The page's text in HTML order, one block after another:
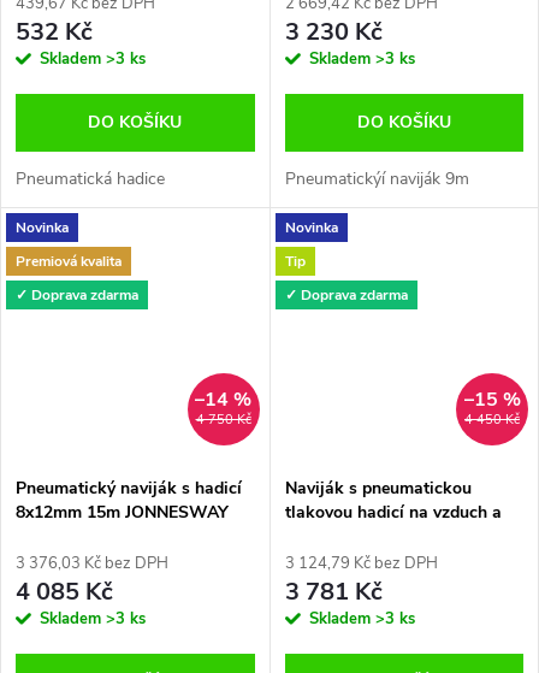
532 Kč
Skladem >3 ks
DO KOŠÍKU
Pneumatická hadice
3 230 Kč
Skladem >3 ks
DO KOŠÍKU
Pneumatickýí naviják 9m
Novinka
Premiová kvalita
✓ Doprava zdarma
4 750 Kč
–14 %
Pneumatický naviják s hadicí
8x12mm 15m JONNESWAY
3 376,03 Kč bez DPH
4 085 Kč
Skladem >3 ks
Novinka
Tip
✓ Doprava zdarma
4 450 Kč
–15 %
Naviják s pneumatickou
tlakovou hadicí na vzduch a
3 124,79 Kč bez DPH
3 781 Kč
Skladem >3 ks